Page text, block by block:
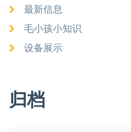
最新信息
毛小孩小知识
设备展示
归档